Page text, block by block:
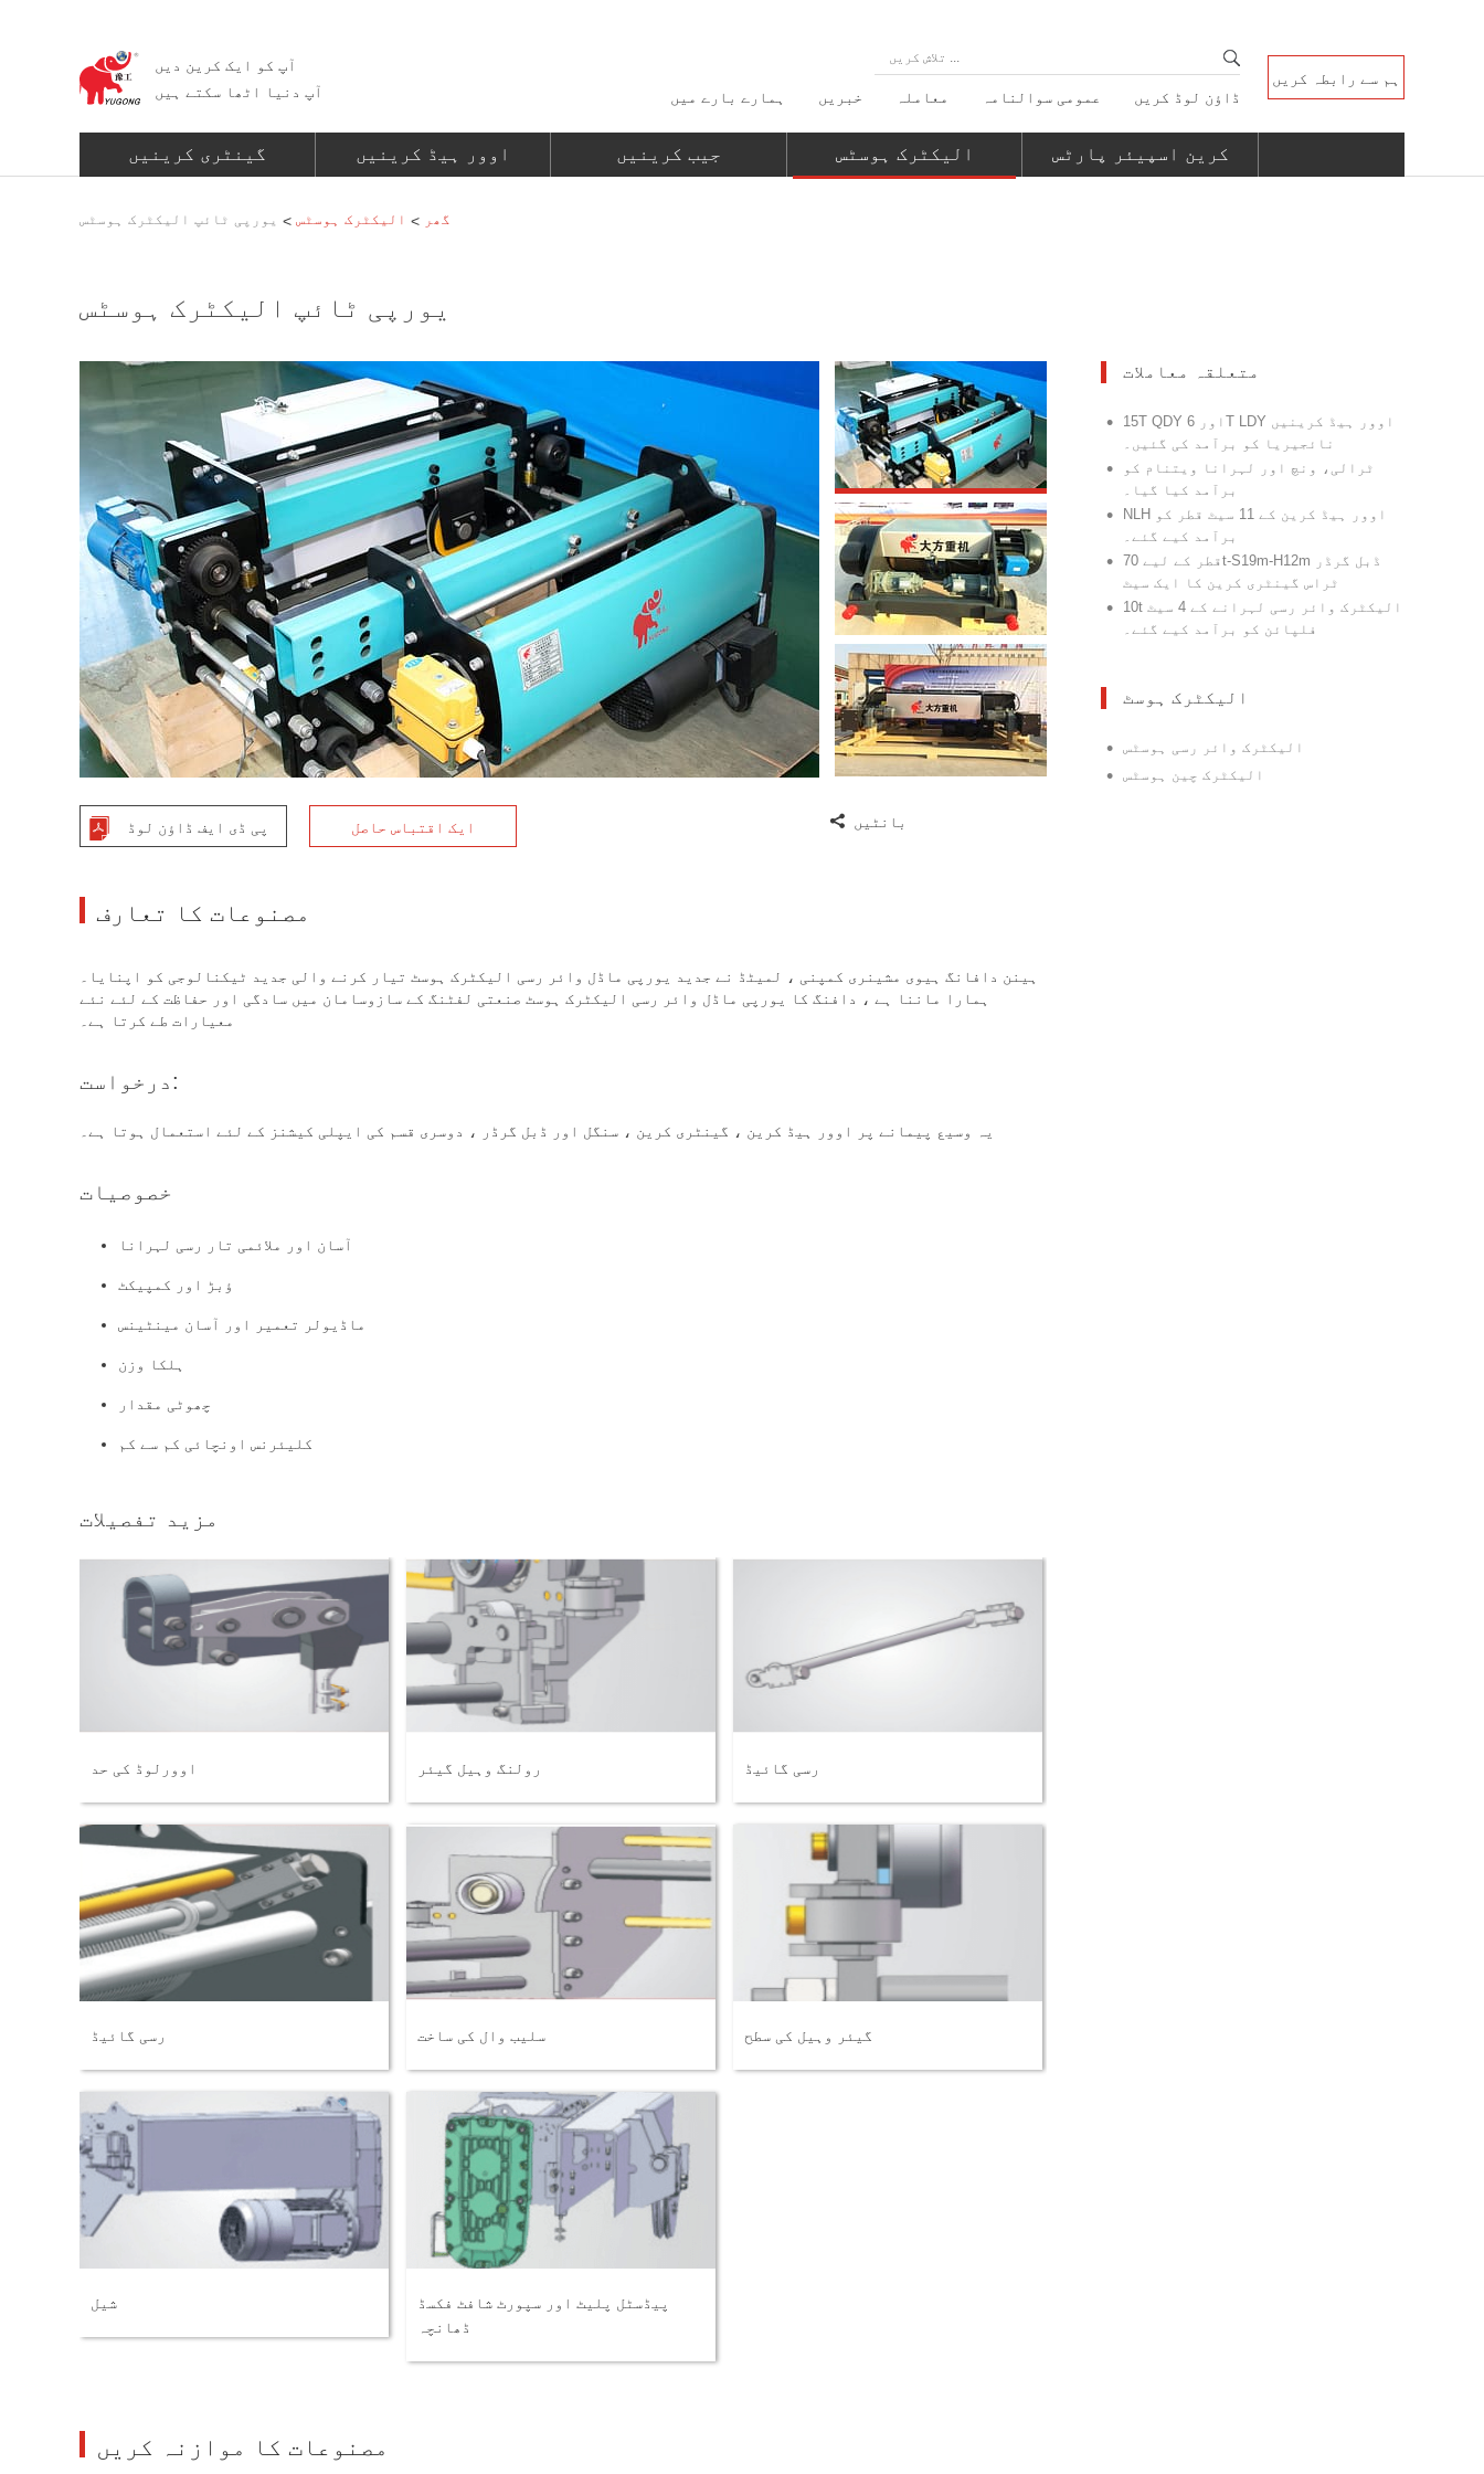
آپ کو ایک کرین دیں
آپ دنیا اٹھا سکتے ہیں
ہم سے رابطہ کریں
ہمارے بارے میں
خبریں معاملہ عمومی سوالنامہ ڈاؤن لوڈ کریں
گینٹری کرینیں اوور ہیڈ کرینیں جیب کرینیں الیکٹرک ہوسٹس کرین اسپیئر پارٹس
گھر > الیکٹرک ہوسٹس > یورپی ٹائپ الیکٹرک ہوسٹس
یورپی ٹائپ الیکٹرک ہوسٹس
پی ڈی ایف ڈاؤن لوڈ ایک اقتباس حاصل بانٹیں
مصنوعات کا تعارف
ہینن دافانگ ہیوی مشینری کمپنی ، لمیٹڈ نے جدید یورپی ماڈل وائر رسی الیکٹرک ہوسٹ تیار کرنے والی جدید ٹیکنالوجی کو اپنایا۔
ہمارا ماننا ہے ، دافنگ کا یورپی ماڈل وائر رسی الیکٹرک ہوسٹ صنعتی لفٹنگ کے سازوسامان میں سادگی اور حفاظت کے لئے نئے
معیارات طے کرتا ہے۔
درخواست:
یہ وسیع پیمانے پر اوور ہیڈ کرین ، گینٹری کرین ، سنگل اور ڈبل گرڈر ، دوسری قسم کی ایپلی کیشنز کے لئے استعمال ہوتا ہے۔
خصوصیات
آسان اور ملائمی تار رسی لہرانا
ؤبڑ اور کمپیکٹ
ماڈیولر تعمیر اور آسان مینٹینس
ہلکا وزن
چھوٹی مقدار
کلیئرنس اونچائی کم سے کم
مزید تفصیلات
اوورلوڈ کی حد رولنگ وہیل گیئر رسی گائیڈ
رسی گائیڈ سلیب وال کی ساخت گیئر وہیل کی سطح
شیل
پیڈسٹل پلیٹ اور سپورٹ شافٹ فکسڈ
ڈھانچہ
مصنوعات کا موازنہ کریں
متعلقہ معاملات
•
15T QDY اور 6T LDY اوور ہیڈ کرینیں
نائجیریا کو برآمد کی گئیں۔
•
ٹرالی، ونچ اور لہرانا ویتنام کو
برآمد کیا گیا۔
•
NLH اوور ہیڈ کرین کے 11 سیٹ قطر کو
برآمد کیے گئے۔
• قطر کے لیے 70t-S19m-H12m ڈبل گرڈر
ٹراس گینٹری کرین کا ایک سیٹ
•
10t الیکٹرک وائر رسی لہرانے کے 4 سیٹ
فلپائن کو برآمد کیے گئے۔
الیکٹرک ہوسٹ
• الیکٹرک وائر رسی ہوسٹس
• الیکٹرک چین ہوسٹس